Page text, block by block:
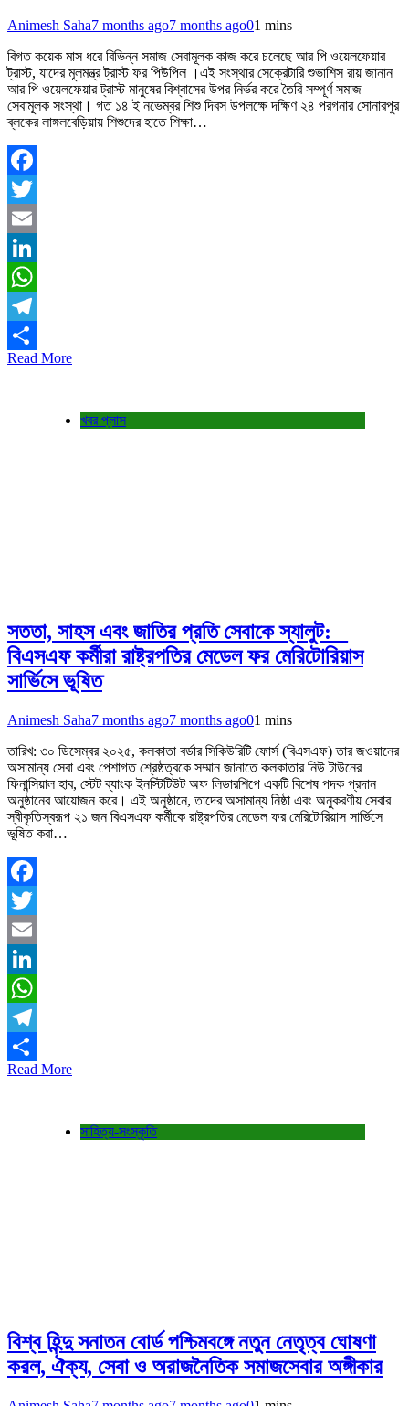
Animesh Saha7 months ago7 months ago01 mins
বিগত কয়েক মাস ধরে বিভিন্ন সমাজ সেবামূলক কাজ করে চলেছে আর পি ওয়েলফেয়ার
ট্রাস্ট, যাদের মূলমন্ত্র ট্রাস্ট ফর পিউপিল ।এই সংস্থার সেক্রেটারি শুভাশিস রায় জানান
আর পি ওয়েলফেয়ার ট্রাস্ট মানুষের বিশ্বাসের উপর নির্ভর করে তৈরি সম্পূর্ণ সমাজ
সেবামূলক সংস্থা। গত ১৪ ই নভেম্বর শিশু দিবস উপলক্ষে দক্ষিণ ২৪ পরগনার সোনারপুর
ব্লকের লাঙ্গলবেড়িয়ায় শিশুদের হাতে শিক্ষা…
Facebook
Twitter
Email
LinkedIn
WhatsApp
Telegram
Share
Read More
খবর প্লাস
সততা, সাহস এবং জাতির প্রতি সেবাকে স্যালুট: _
বিএসএফ কর্মীরা রাষ্ট্রপতির মেডেল ফর মেরিটোরিয়াস
সার্ভিসে ভূষিত
Animesh Saha7 months ago7 months ago01 mins
তারিখ: ৩০ ডিসেম্বর ২০২৫, কলকাতা বর্ডার সিকিউরিটি ফোর্স (বিএসএফ) তার জওয়ানের
অসামান্য সেবা এবং পেশাগত শ্রেষ্ঠত্বকে সম্মান জানাতে কলকাতার নিউ টাউনের
ফিনান্সিয়াল হাব, স্টেট ব্যাংক ইনস্টিটিউট অফ লিডারশিপে একটি বিশেষ পদক প্রদান
অনুষ্ঠানের আয়োজন করে। এই অনুষ্ঠানে, তাদের অসামান্য নিষ্ঠা এবং অনুকরণীয় সেবার
স্বীকৃতিস্বরূপ ২১ জন বিএসএফ কর্মীকে রাষ্ট্রপতির মেডেল ফর মেরিটোরিয়াস সার্ভিসে
ভূষিত করা…
Facebook
Twitter
Email
LinkedIn
WhatsApp
Telegram
Share
Read More
সাহিত্য-সংস্কৃতি
বিশ্ব হিন্দু সনাতন বোর্ড পশ্চিমবঙ্গে নতুন নেতৃত্ব ঘোষণা
করল, ঐক্য, সেবা ও অরাজনৈতিক সমাজসেবার অঙ্গীকার